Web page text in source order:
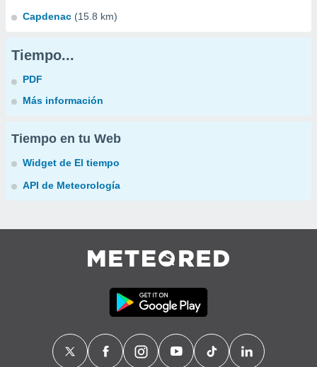
Capdenac (15.8 km)
Tiempo...
PDF
Más información
Tiempo en tu Web
Widget de El tiempo
API de Meteorología